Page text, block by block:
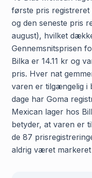
første pris registreret
og den seneste pris
august), hvilket
Gennemsnitsprisen
Bilka er 14.11 kr og
pris. Hver nat
varen er tilgængelig i
dage har Goma
Mexican lager hos
betyder, at varen er
de 87
aldrig været